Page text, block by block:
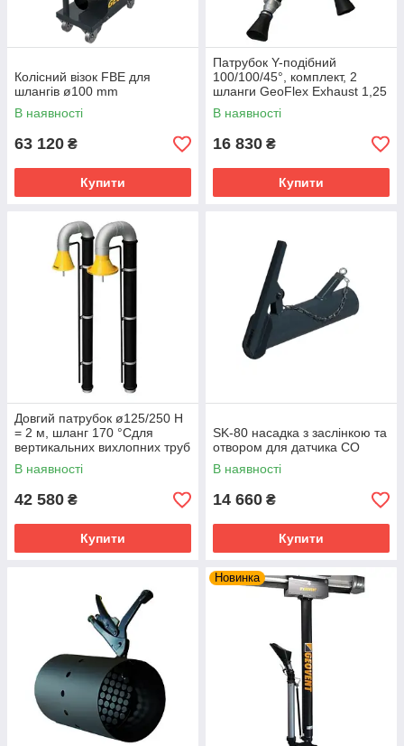
Колісний візок FBE для
шлангів ø100 mm
В наявності
63 120 ₴
Купити
Патрубок Y-подібний
100/100/45°, комплект, 2
шланги GeoFlex Exhaust 1,25
м, ø100
В наявності
16 830 ₴
Купити
Довгий патрубок ø125/250 H
= 2 м, шланг 170 °Cдля
вертикальних вихлопних труб
В наявності
42 580 ₴
Купити
SK-80 насадка з заслінкою та
отвором для датчика CO
В наявності
14 660 ₴
Купити
Новинка